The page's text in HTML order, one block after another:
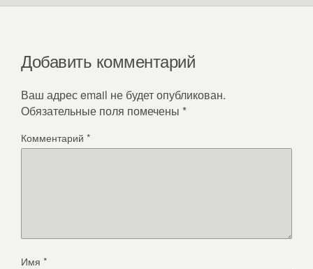
Добавить комментарий
Ваш адрес email не будет опубликован.
Обязательные поля помечены *
Комментарий *
Имя *